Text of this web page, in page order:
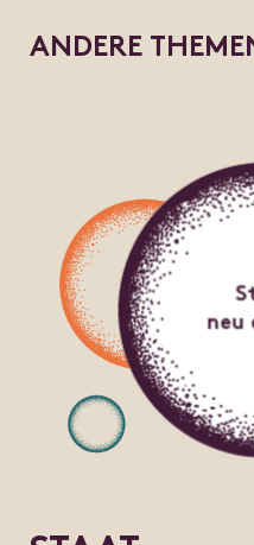
A N D E R E T H E M E
neu